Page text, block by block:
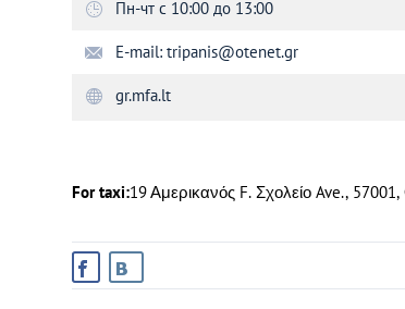
Санкт-Петербург
Пн-чт с 10:00 до 13:00
E-mail: tripanis@otenet.gr
gr.mfa.lt
For taxi:19 Αμερικανός F. Σχολείο Ave.,